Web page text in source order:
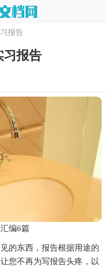
报告
习报告
编6篇
的东西，报告根据用途的
您不再为写报告头疼，以